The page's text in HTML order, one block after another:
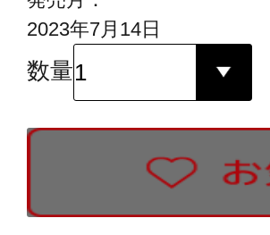
2023年7月14日
数量